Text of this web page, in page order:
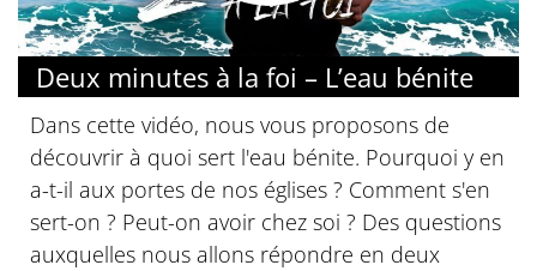
© Diocèse de Paris
Deux minutes à la foi – L’eau bénite
Dans cette vidéo, nous vous proposons de
découvrir à quoi sert l'eau bénite. Pourquoi y en
a-t-il aux portes de nos églises ? Comment s'en
sert-on ? Peut-on avoir chez soi ? Des questions
auxquelles nous allons répondre en deux